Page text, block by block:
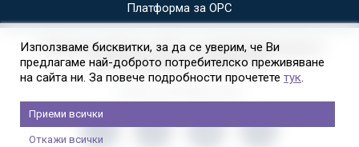
Платформа за ОРС
СПЕЦИАЛИЗИРАН САЙТ ЗА ИНДИВИДУАЛНИ И
ОРГАНИЗИРАНИ КРУИЗИ НА
Използваме бисквитки, за да се уверим, че Ви
предлагаме най-доброто потребителско преживяване
на сайта ни. За повече подробности прочетете тук.
Приеми всички
Откажи всички